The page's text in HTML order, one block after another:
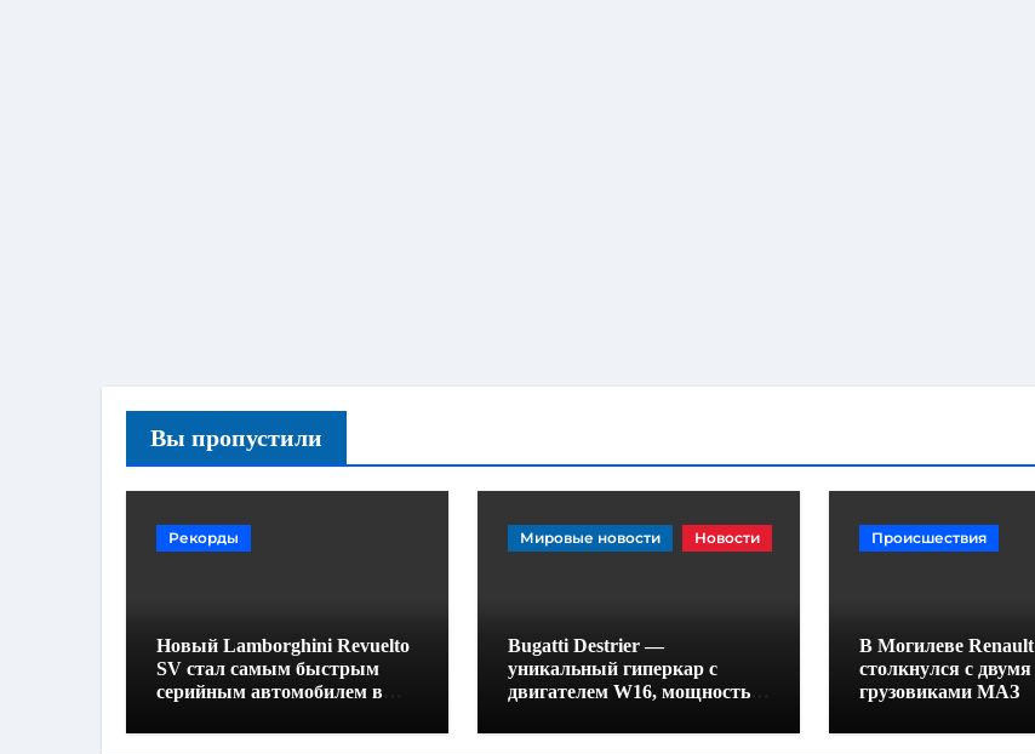
Вы пропустили
Рекорды
Новый Lamborghini Revuelto
SV стал самым быстрым
серийным автомобилем в
Мировые новости Новости
Bugatti Destrier —
уникальный гиперкар с
двигателем W16, мощностью
высотой всего один метр
Происшествия
В Могилеве Renault
столкнулся с двумя
грузовиками МАЗ